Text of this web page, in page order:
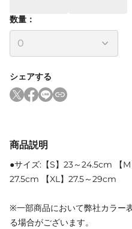
数量：
シェアする
商品説明
●サイズ:【S】23～24.5cm 【
27.5cm 【XL】27.5～29cm
※一部商品において弊社カラー
る場合がございます。